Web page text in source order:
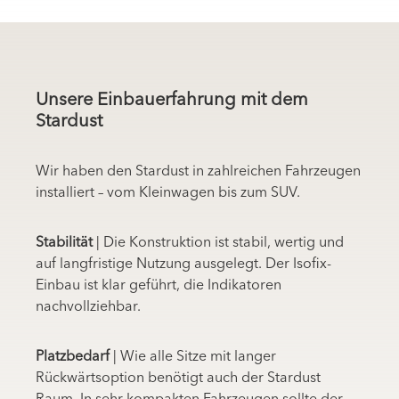
Unsere Einbauerfahrung mit dem
Stardust
Wir haben den Stardust in zahlreichen Fahrzeugen
installiert – vom Kleinwagen bis zum SUV.
Stabilität| Die Konstruktion ist stabil, wertig und
auf langfristige Nutzung ausgelegt. Der Isofix-
Einbau ist klar geführt, die Indikatoren
nachvollziehbar.
Platzbedarf
| Wie alle Sitze mit langer
Rückwärtsoption benötigt auch der Stardust